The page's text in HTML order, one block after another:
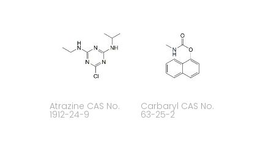
Atrazine CAS No.
1912-24-9
Carbaryl CAS No.
63-25-2